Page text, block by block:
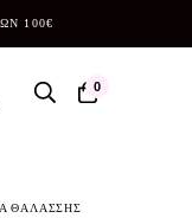
100€
0
ΘΑΛΑΣΣΗΣ